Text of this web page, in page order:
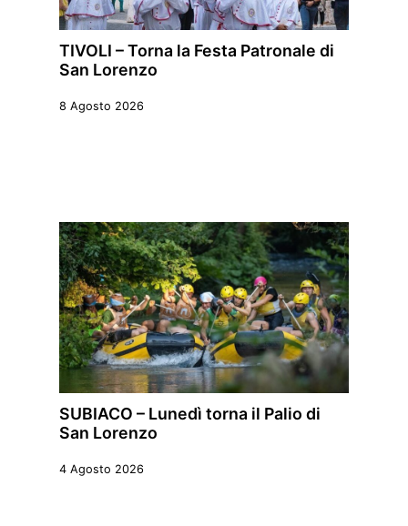
TIVOLI – Torna la Festa Patronale di
San Lorenzo
8 Agosto 2026
SUBIACO – Lunedì torna il Palio di
San Lorenzo
4 Agosto 2026